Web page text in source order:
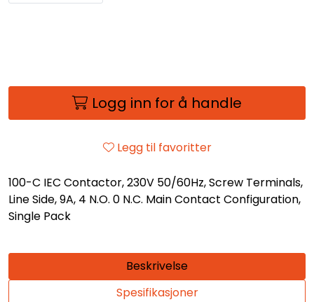
Logg inn for å handle
Legg til favoritter
100-C IEC Contactor, 230V 50/60Hz, Screw Terminals,
Line Side, 9A, 4 N.O. 0 N.C. Main Contact Configuration,
Single Pack
Beskrivelse
Spesifikasjoner